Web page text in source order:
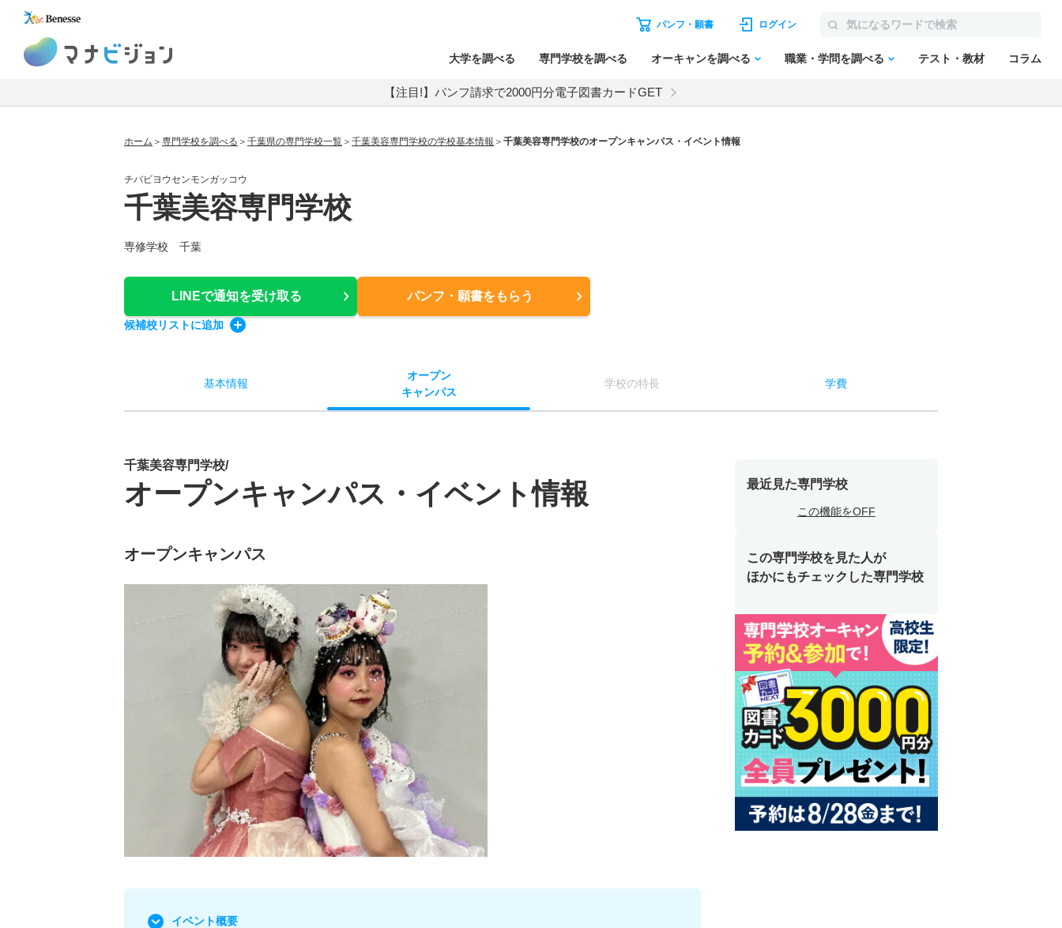
パンフ・願書 ログイン
大学を調べる 専門学校を調べる オーキャンを調べる 職業・学問を調べる テスト・教材 コラム
【注目!】パンフ請求で2000円分電子図書カードGET
ホーム 専門学校を調べる 千葉県の専門学校一覧 千葉美容専門学校の学校基本情報 千葉美容専門学校のオープンキャンパス・イベント情報
チバビヨウセンモンガッコウ
千葉美容専門学校
専修学校 千葉
LINEで通知を受け取る パンフ・願書をもらう
候補校リストに追加
基本情報
オープン
キャンパス
学校の特長 学費
千葉美容専門学校/
オープンキャンパス・イベント情報
オープンキャンパス
イベント概要
最近見た専門学校
この機能をOFF
この専門学校を見た人が
ほかにもチェックした専門学校